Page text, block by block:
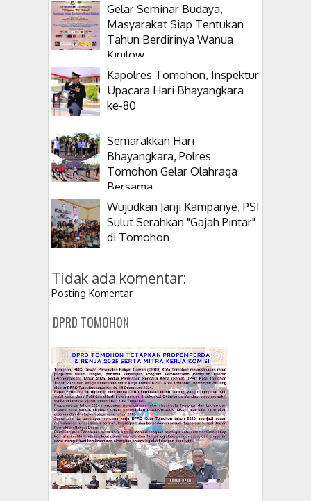
Gelar Seminar Budaya,
Masyarakat Siap Tentukan
Tahun Berdirinya Wanua
Kinilow
Kapolres Tomohon, Inspektur
Upacara Hari Bhayangkara
ke-80
Semarakkan Hari
Bhayangkara, Polres
Tomohon Gelar Olahraga
Bersama
Wujudkan Janji Kampanye, PSI
Sulut Serahkan "Gajah Pintar"
di Tomohon
Tidak ada komentar:
Posting Komentar
DPRD TOMOHON